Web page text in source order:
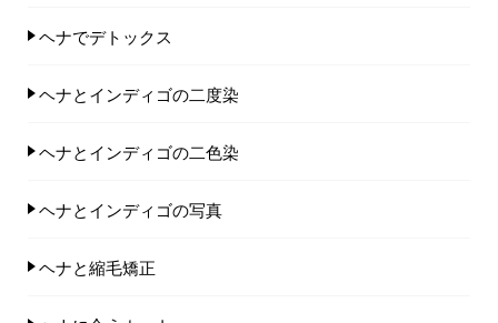
ヘナでデトックス
ヘナとインディゴの二度染
ヘナとインディゴの二色染
ヘナとインディゴの写真
ヘナと縮毛矯正